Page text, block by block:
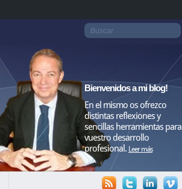
Bienvenidos a mi blog!
En el mismo os ofrezco
distintas reflexiones y
sencillas herramientas para
vuestro desarrollo
profesional. Leer más